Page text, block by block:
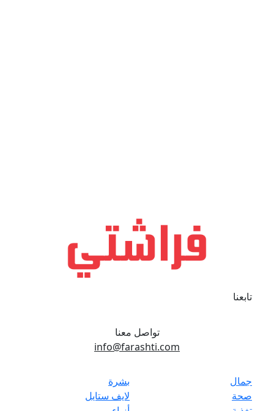
تابعنا
تواصل معنا
info@farashti.com
جمال
صحة
بشرة
لايف ستايل